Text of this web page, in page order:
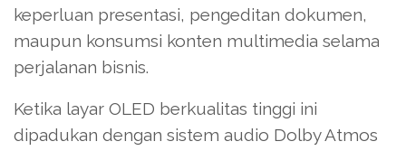
keperluan presentasi, pengeditan dokumen,
maupun konsumsi konten multimedia selama
perjalanan bisnis.
Ketika layar OLED berkualitas tinggi ini
dipadukan dengan sistem audio Dolby Atmos